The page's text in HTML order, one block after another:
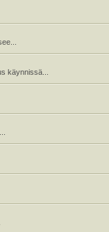
käynnissä...